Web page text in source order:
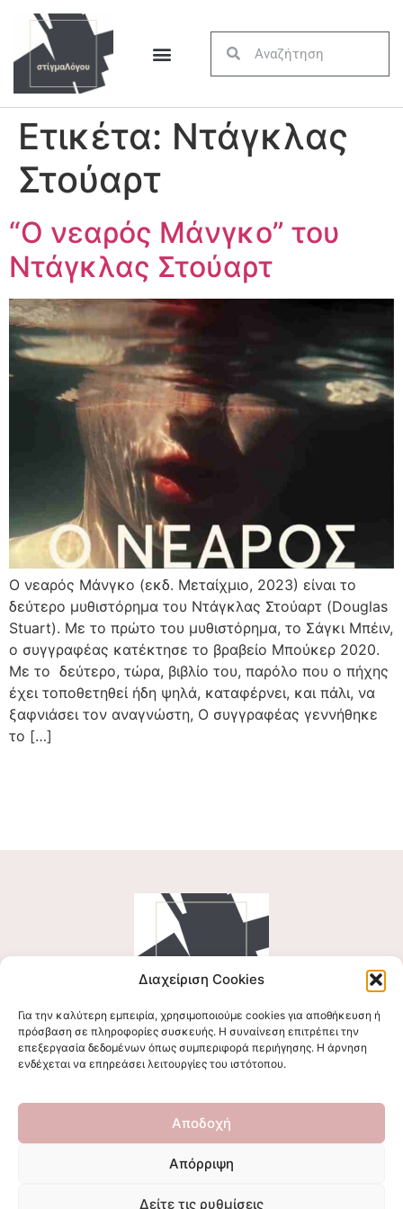
Διαχείριση Cookies
Για την καλύτερη εμπειρία, χρησιμοποιούμε cookies για αποθήκευση ή
πρόσβαση σε πληροφορίες συσκευής. Η συναίνεση επιτρέπει την
επεξεργασία δεδομένων όπως συμπεριφορά περιήγησης. Η άρνηση
ενδέχεται να επηρεάσει λειτουργίες του ιστότοπου.
Αποδοχή
Απόρριψη
Δείτε τις ρυθμίσεις
Ετικέτα: Ντάγκλας
Στούαρτ
“Ο νεαρός Μάνγκο” του
Ντάγκλας Στούαρτ
Ο νεαρός Μάνγκο (εκδ. Μεταίχμιο, 2023) είναι το
δεύτερο μυθιστόρημα του Ντάγκλας Στούαρτ (Douglas
Stuart). Με το πρώτο του μυθιστόρημα, το Σάγκι Μπέιν,
ο συγγραφέας κατέκτησε το βραβείο Μπούκερ 2020.
Με το δεύτερο, τώρα, βιβλίο του, παρόλο που ο πήχης
έχει τοποθετηθεί ήδη ψηλά, καταφέρνει, και πάλι, να
ξαφνιάσει τον αναγνώστη, Ο συγγραφέας γεννήθηκε
το […]
Ακολουθήστε μας
Επικοινωνήστε μαζί μας
stigmalogou@gmail.com